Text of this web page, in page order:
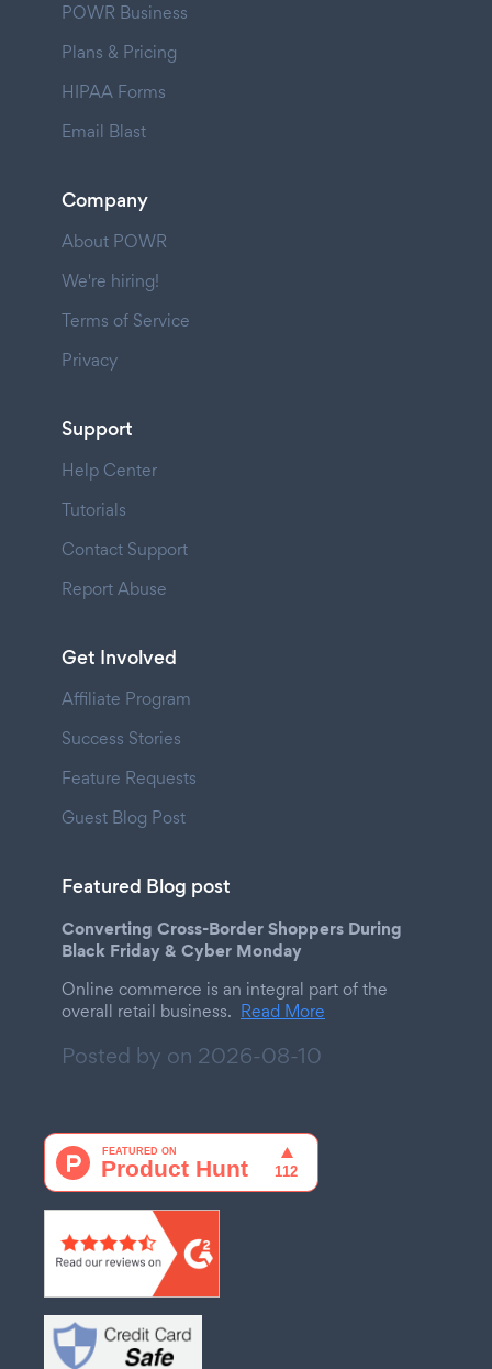
POWR Business
Plans & Pricing
HIPAA Forms
Email Blast
Company
About POWR
We're hiring!
Terms of Service
Privacy
Support
Help Center
Tutorials
Contact Support
Report Abuse
Get Involved
Affiliate Program
Success Stories
Feature Requests
Guest Blog Post
Featured Blog post
Converting Cross-Border Shoppers During
Black Friday & Cyber Monday
Online commerce is an integral part of the
overall retail business. Read More
Posted by on 2026-08-10